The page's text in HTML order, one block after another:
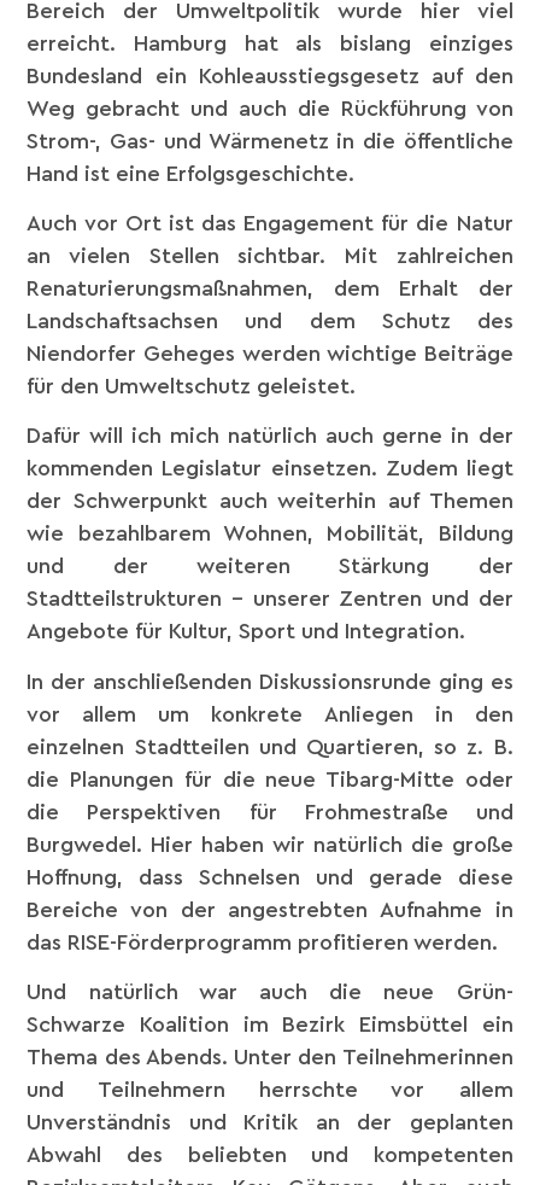
Bereich der Umweltpolitik wurde hier viel
erreicht. Hamburg hat als bislang einziges
Bundesland ein Kohleausstiegsgesetz auf den
Weg gebracht und auch die Rückführung von
Strom-, Gas- und Wärmenetz in die öffentliche
Hand ist eine Erfolgsgeschichte.
Auch vor Ort ist das Engagement für die Natur
an vielen Stellen sichtbar. Mit zahlreichen
Renaturierungsmaßnahmen, dem Erhalt der
Landschaftsachsen und dem Schutz des
Niendorfer Geheges werden wichtige Beiträge
für den Umweltschutz geleistet.
Dafür will ich mich natürlich auch gerne in der
kommenden Legislatur einsetzen. Zudem liegt
der Schwerpunkt auch weiterhin auf Themen
wie bezahlbarem Wohnen, Mobilität, Bildung
und der weiteren Stärkung der
Stadtteilstrukturen – unserer Zentren und der
Angebote für Kultur, Sport und Integration.
In der anschließenden Diskussionsrunde ging es
vor allem um konkrete Anliegen in den
einzelnen Stadtteilen und Quartieren, so z. B.
die Planungen für die neue Tibarg-Mitte oder
die Perspektiven für Frohmestraße und
Burgwedel. Hier haben wir natürlich die große
Hoffnung, dass Schnelsen und gerade diese
Bereiche von der angestrebten Aufnahme in
das RISE-Förderprogramm profitieren werden.
Und natürlich war auch die neue Grün-
Schwarze Koalition im Bezirk Eimsbüttel ein
Thema des Abends. Unter den Teilnehmerinnen
und Teilnehmern herrschte vor allem
Unverständnis und Kritik an der geplanten
Abwahl des beliebten und kompetenten